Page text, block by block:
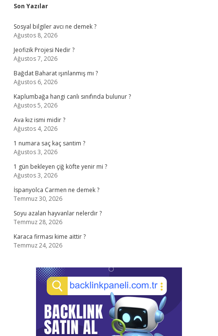
Sidebar
Son Yazılar
Sosyal bilgiler avcı ne demek ?
Ağustos 8, 2026
Jeofizik Projesi Nedir ?
Ağustos 7, 2026
Bağdat Baharat ışınlanmış mı ?
Ağustos 6, 2026
Kaplumbağa hangi canlı sınıfında bulunur ?
Ağustos 5, 2026
Ava kız ismi midir ?
Ağustos 4, 2026
1 numara saç kaç santim ?
Ağustos 3, 2026
1 gün bekleyen çiğ köfte yenir mi ?
Ağustos 3, 2026
İspanyolca Carmen ne demek ?
Temmuz 30, 2026
Soyu azalan hayvanlar nelerdir ?
Temmuz 28, 2026
Karaca firması kime aittir ?
Temmuz 24, 2026